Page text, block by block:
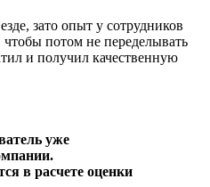
зато опыт у сотрудников
чтобы потом не переделывать
и получил качественную
уже
в расчете оценки